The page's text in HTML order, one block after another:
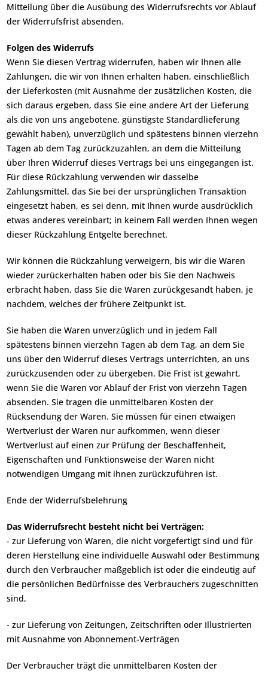
Mitteilung über die Ausübung des Widerrufsrechts vor Ablauf
der Widerrufsfrist absenden.
Folgen des Widerrufs
Wenn Sie diesen Vertrag widerrufen, haben wir Ihnen alle
Zahlungen, die wir von Ihnen erhalten haben, einschließlich
der Lieferkosten (mit Ausnahme der zusätzlichen Kosten, die
sich daraus ergeben, dass Sie eine andere Art der Lieferung
als die von uns angebotene, günstigste Standardlieferung
gewählt haben), unverzüglich und spätestens binnen vierzehn
Tagen ab dem Tag zurückzuzahlen, an dem die Mitteilung
über Ihren Widerruf dieses Vertrags bei uns eingegangen ist.
Für diese Rückzahlung verwenden wir dasselbe
Zahlungsmittel, das Sie bei der ursprünglichen Transaktion
eingesetzt haben, es sei denn, mit Ihnen wurde ausdrücklich
etwas anderes vereinbart; in keinem Fall werden Ihnen wegen
dieser Rückzahlung Entgelte berechnet.
Wir können die Rückzahlung verweigern, bis wir die Waren
wieder zurückerhalten haben oder bis Sie den Nachweis
erbracht haben, dass Sie die Waren zurückgesandt haben, je
nachdem, welches der frühere Zeitpunkt ist.
Sie haben die Waren unverzüglich und in jedem Fall
spätestens binnen vierzehn Tagen ab dem Tag, an dem Sie
uns über den Widerruf dieses Vertrags unterrichten, an uns
zurückzusenden oder zu übergeben. Die Frist ist gewahrt,
wenn Sie die Waren vor Ablauf der Frist von vierzehn Tagen
absenden. Sie tragen die unmittelbaren Kosten der
Rücksendung der Waren. Sie müssen für einen etwaigen
Wertverlust der Waren nur aufkommen, wenn dieser
Wertverlust auf einen zur Prüfung der Beschaffenheit,
Eigenschaften und Funktionsweise der Waren nicht
notwendigen Umgang mit ihnen zurückzuführen ist.
Ende der Widerrufsbelehrung
Das Widerrufsrecht besteht nicht bei Verträgen:
- zur Lieferung von Waren, die nicht vorgefertigt sind und für
deren Herstellung eine individuelle Auswahl oder Bestimmung
durch den Verbraucher maßgeblich ist oder die eindeutig auf
die persönlichen Bedürfnisse des Verbrauchers zugeschnitten
sind,
- zur Lieferung von Zeitungen, Zeitschriften oder Illustrierten
mit Ausnahme von Abonnement-Verträgen
Der Verbraucher trägt die unmittelbaren Kosten der